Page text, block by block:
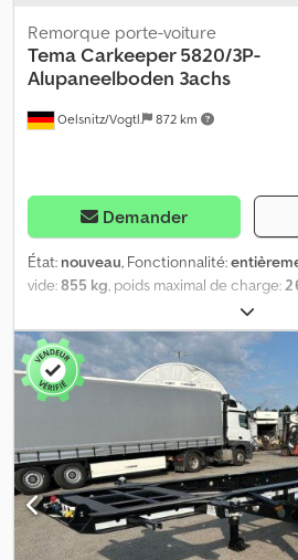
Oelsnitz/Vogtl. 872 km
Remorque porte-voiture
TemaCarkeeper 5820/3P-
Alupaneelboden 3achs
Demander
État: nouveau, Fonctionnalité:
vide:855 kg, poids maximal de charge:2
3 essieux
chargement:5 660 mm, largeur de
2 090 mm , longueur totale:7 860 mm ,
suspension:autre, dimension des pneus:
remorque:
remorque freinée,
3500 kg - > Plancher en panneaux
Porte-voiture plateau surélevé 3
et surface de chargement basculante
Caractéristiques techniques : PTAC : 3
855 kg Charge utile : env. 2 645 kg
chargement : 566 x 209 cm Dimensions